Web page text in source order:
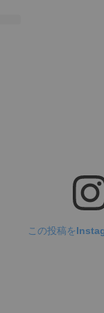
この投稿を